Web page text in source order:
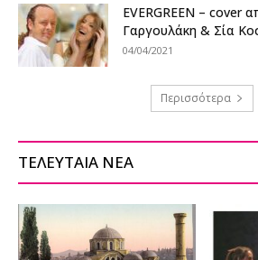
EVERGREEN – cover
Γαργουλάκη & Σία
04/04/2021
Περισσότερα
ΤΕΛΕΥΤΑΙΑ ΝΕΑ